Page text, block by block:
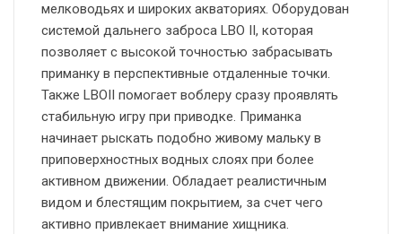
мелководьях и широких акваториях. Оборудован
системой дальнего заброса LBO II, которая
позволяет с высокой точностью забрасывать
приманку в перспективные отдаленные точки.
Также LBOII помогает воблеру сразу проявлять
стабильную игру при приводке. Приманка
начинает рыскать подобно живому мальку в
приповерхностных водных слоях при более
активном движении. Обладает реалистичным
видом и блестящим покрытием, за счет чего
активно привлекает внимание хищника.